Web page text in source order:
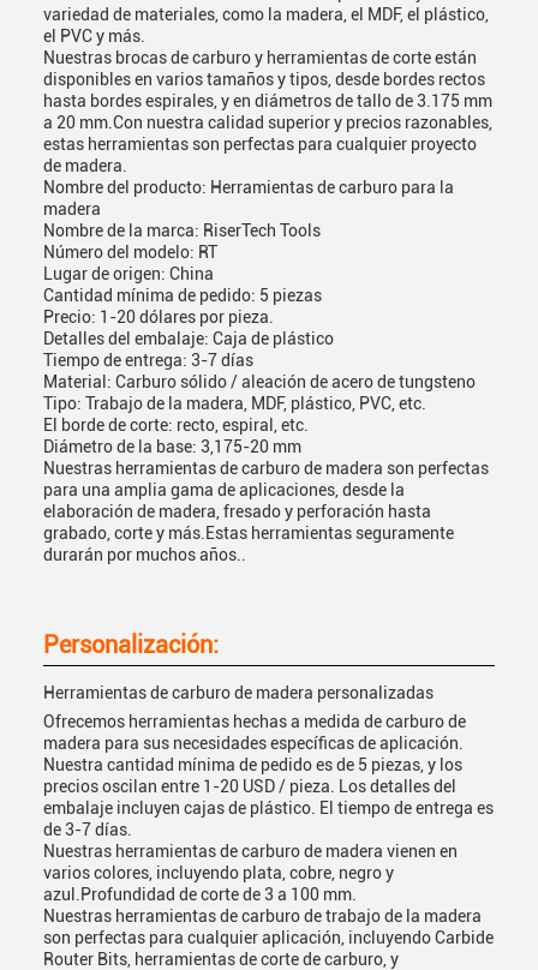
variedad de materiales, como la madera, el MDF, el plástico,
el PVC y más.
Nuestras brocas de carburo y herramientas de corte están
disponibles en varios tamaños y tipos, desde bordes rectos
hasta bordes espirales, y en diámetros de tallo de 3.175 mm
a 20 mm.Con nuestra calidad superior y precios razonables,
estas herramientas son perfectas para cualquier proyecto
de madera.
Nombre del producto: Herramientas de carburo para la
madera
Nombre de la marca: RiserTech Tools
Número del modelo: RT
Lugar de origen: China
Cantidad mínima de pedido: 5 piezas
Precio: 1-20 dólares por pieza.
Detalles del embalaje: Caja de plástico
Tiempo de entrega: 3-7 días
Material: Carburo sólido / aleación de acero de tungsteno
Tipo: Trabajo de la madera, MDF, plástico, PVC, etc.
El borde de corte: recto, espiral, etc.
Diámetro de la base: 3,175-20 mm
Nuestras herramientas de carburo de madera son perfectas
para una amplia gama de aplicaciones, desde la
elaboración de madera, fresado y perforación hasta
grabado, corte y más.Estas herramientas seguramente
durarán por muchos años..
Personalización:
Herramientas de carburo de madera personalizadas
Ofrecemos herramientas hechas a medida de carburo de
madera para sus necesidades específicas de aplicación.
Nuestra cantidad mínima de pedido es de 5 piezas, y los
precios oscilan entre 1-20 USD / pieza. Los detalles del
embalaje incluyen cajas de plástico. El tiempo de entrega es
de 3-7 días.
Nuestras herramientas de carburo de madera vienen en
varios colores, incluyendo plata, cobre, negro y
azul.Profundidad de corte de 3 a 100 mm.
Nuestras herramientas de carburo de trabajo de la madera
son perfectas para cualquier aplicación, incluyendo Carbide
Router Bits, herramientas de corte de carburo, y